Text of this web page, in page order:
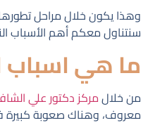
وهذا يكون خلال مراحل
سنتناول معكم أهم الأسباب
ما هي اسباب
من خلالمركز دكتور علي
معروف، وهناك صعوبة